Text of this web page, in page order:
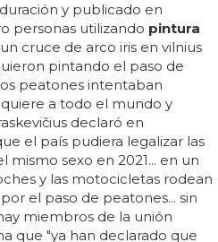
y publicado en
personas utilizando pintura
cruce de arco iris en vilnius
pintando el paso de
peatones intentaban
quiere a todo el mundo y
declaró en
el país pudiera legalizar las
sexo en 2021... en un
y las motocicletas rodean
el paso de peatones... sin
miembros de la unión
que "ya han declarado que